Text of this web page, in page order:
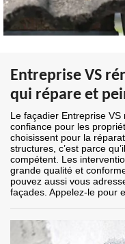
Entreprise VS
qui répare et
Le façadier Entreprise
confiance pour les
choisissent pour la
structures, c’est parce
compétent. Les
grande qualité et
pouvez aussi vous
façades. Appelez-le pour